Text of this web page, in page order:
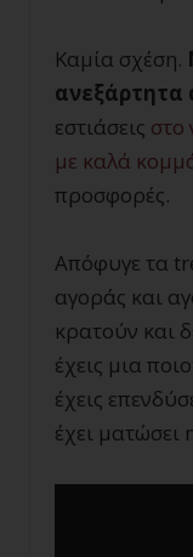
Καμία σχέση.
ανεξάρτητα
εστιάσεις στο
με καλά
προσφορές.
Απόφυγε τα
αγοράς και
κρατούν και
έχεις μια
έχεις
έχει ματώσει